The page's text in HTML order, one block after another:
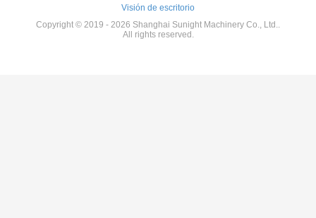
Visión de escritorio
Copyright © 2019 - 2026 Shanghai Sunight Machinery Co., Ltd..
All rights reserved.